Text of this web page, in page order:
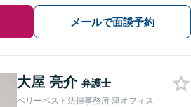
メールで面談予約
大屋 亮介 弁護士
ベリーベスト法律事務所 津オフィス